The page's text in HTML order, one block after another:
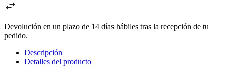
Devolución en un plazo de 14 días hábiles tras la recepción de tu
pedido.
Descripción
Detalles del producto